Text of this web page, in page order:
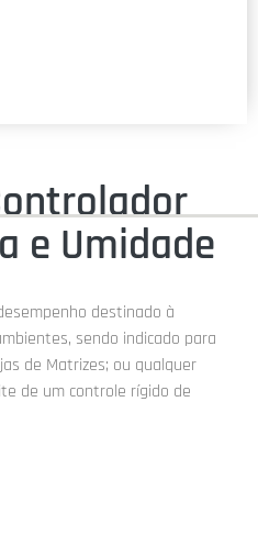
e Umidade
destinado à
sendo indicado para
de Matrizes; ou qualquer
de um controle rígido de